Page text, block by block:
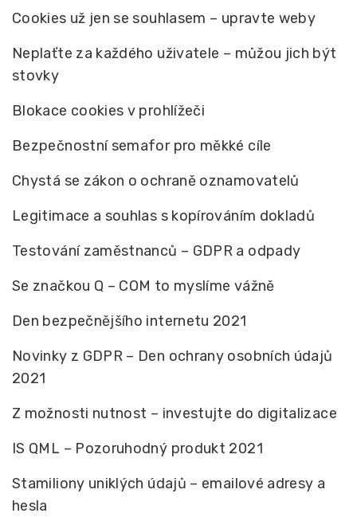
Cookies už jen se souhlasem – upravte weby
Neplaťte za každého uživatele – můžou jich být
stovky
Blokace cookies v prohlížeči
Bezpečnostní semafor pro měkké cíle
Chystá se zákon o ochraně oznamovatelů
Legitimace a souhlas s kopírováním dokladů
Testování zaměstnanců – GDPR a odpady
Se značkou Q – COM to myslíme vážně
Den bezpečnějšího internetu 2021
Novinky z GDPR – Den ochrany osobních údajů
2021
Z možnosti nutnost – investujte do digitalizace
IS QML – Pozoruhodný produkt 2021
Stamiliony uniklých údajů – emailové adresy a
hesla